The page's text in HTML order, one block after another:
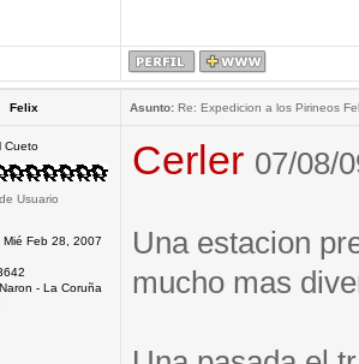
Felix Asunto:Re: Expedicion a los Pirineos
Cueto
Mié Feb 28, 2007
- La Coruña
Cerler 07/08/
Una estacion
mucho mas